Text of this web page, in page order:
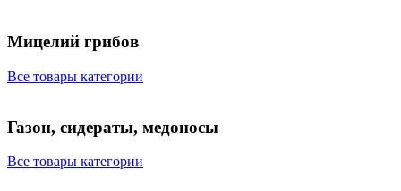
Мицелий грибов
Все товары категории
Газон, сидераты, медоносы
Все товары категории